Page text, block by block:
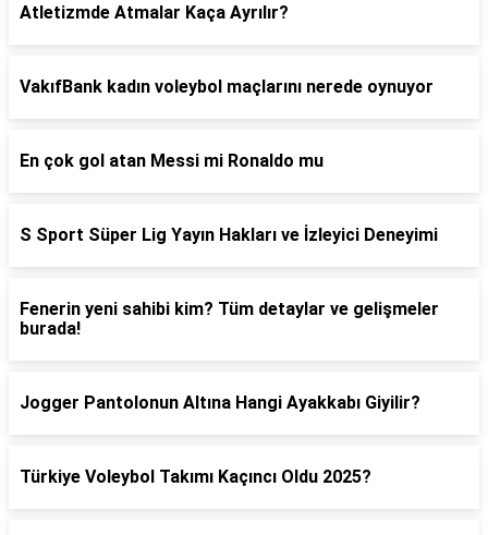
Atletizmde Atmalar Kaça Ayrılır?
VakıfBank kadın voleybol maçlarını nerede oynuyor
En çok gol atan Messi mi Ronaldo mu
S Sport Süper Lig Yayın Hakları ve İzleyici Deneyimi
Fenerin yeni sahibi kim? Tüm detaylar ve gelişmeler
burada!
Jogger Pantolonun Altına Hangi Ayakkabı Giyilir?
Türkiye Voleybol Takımı Kaçıncı Oldu 2025?